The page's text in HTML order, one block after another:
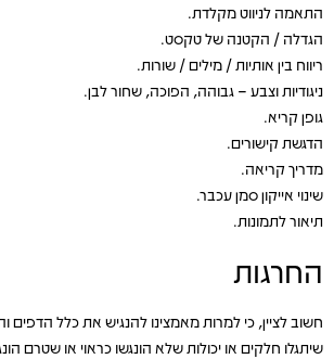
התאמה לניווט מקלדת.
הגדלה / הקטנה של טקסט.
ריווח בין אותיות / מילים / שורות.
ניגודיות וצבע – גבוהה, הפוכה, שחור לבן.
גופן קריא.
הדגשת קישורים.
מדריך קריאה.
שינוי אייקון סמן עכבר.
תיאור לתמונות.
החרגות
חשוב לציין, כי למרות מאמצינו להנגיש את כלל הדפים
שיתגלו חלקים או יכולות שלא הונגשו כראוי או שטרם